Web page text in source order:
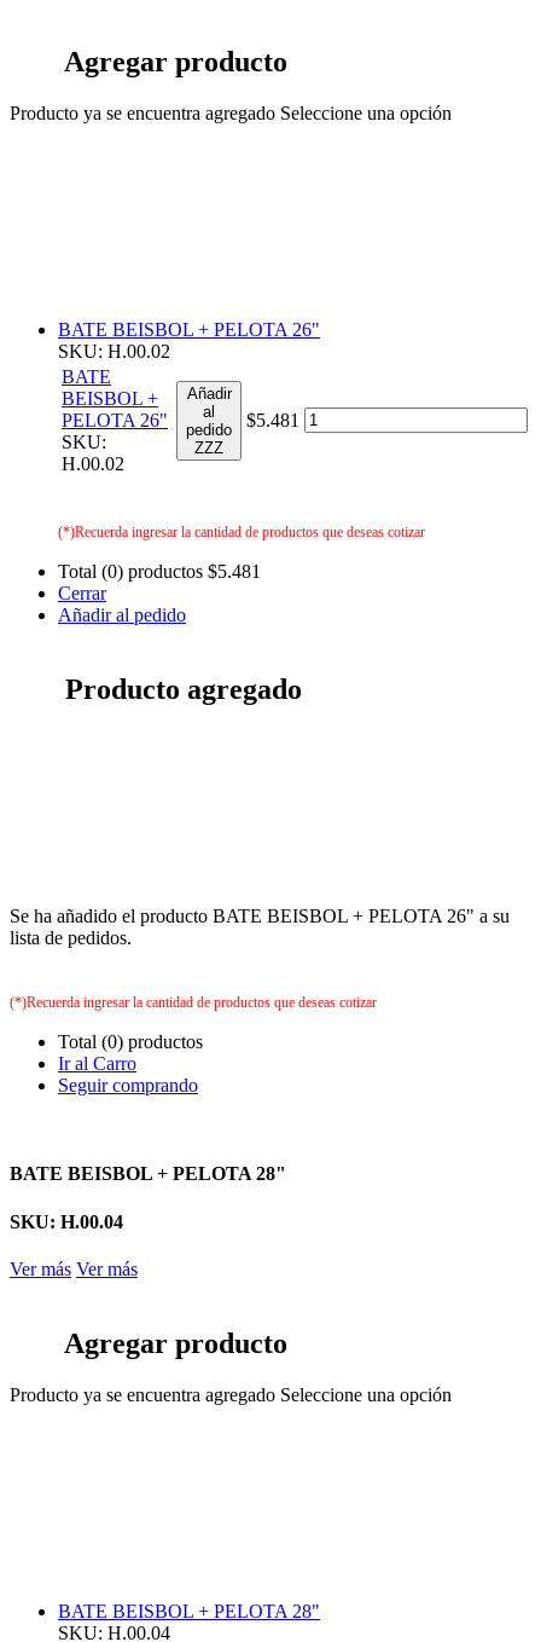
Agregar producto
Producto ya se encuentra agregado Seleccione una opción
BATE BEISBOL + PELOTA 26"
SKU: H.00.02
BATE
BEISBOL +
PELOTA 26"
SKU:
H.00.02
Añadir
al
pedido
ZZZ
$5.481
(*)Recuerda ingresar la cantidad de productos que deseas cotizar
Total (0) productos $5.481
Cerrar
Añadir al pedido
Producto agregado
Se ha añadido el producto BATE BEISBOL + PELOTA 26" a su
lista de pedidos.
(*)Recuerda ingresar la cantidad de productos que deseas cotizar
Total (0) productos
Ir al Carro
Seguir comprando
BATE BEISBOL + PELOTA 28"
SKU: H.00.04
Ver más Ver más
Agregar producto
Producto ya se encuentra agregado Seleccione una opción
BATE BEISBOL + PELOTA 28"
SKU: H.00.04